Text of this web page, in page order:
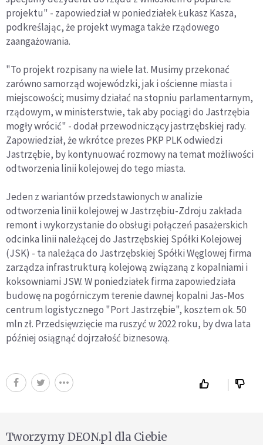
projektu" - zapowiedział w poniedziałek Łukasz Kasza,
podkreślając, że projekt wymaga także rządowego
zaangażowania.
"To projekt rozpisany na wiele lat. Musimy przekonać
zarówno samorząd wojewódzki, jak i ościenne miasta i
miejscowości; musimy działać na stopniu parlamentarnym,
rządowym, w ministerstwie, tak aby pociągi do Jastrzębia
mogły wrócić" - dodał przewodniczący jastrzębskiej rady.
Zapowiedział, że wkrótce prezes PKP PLK odwiedzi
Jastrzębie, by kontynuować rozmowy na temat możliwości
odtworzenia linii kolejowej do tego miasta.
Jeden z wariantów przedstawionych w analizie
odtworzenia linii kolejowej w Jastrzębiu-Zdroju zakłada
remont i wykorzystanie do obsługi połączeń pasażerskich
odcinka linii należącej do Jastrzębskiej Spółki Kolejowej
(JSK) - ta należąca do Jastrzębskiej Spółki Węglowej firma
zarządza infrastrukturą kolejową związaną z kopalniami i
koksowniami JSW. W poniedziałek firma zapowiedziała
budowę na pogórniczym terenie dawnej kopalni Jas-Mos
centrum logistycznego "Port Jastrzębie", kosztem ok. 50
mln zł. Przedsięwzięcie ma ruszyć w 2022 roku, by dwa lata
później osiągnąć dojrzałość biznesową.
Tworzymy DEON.pl dla Ciebie